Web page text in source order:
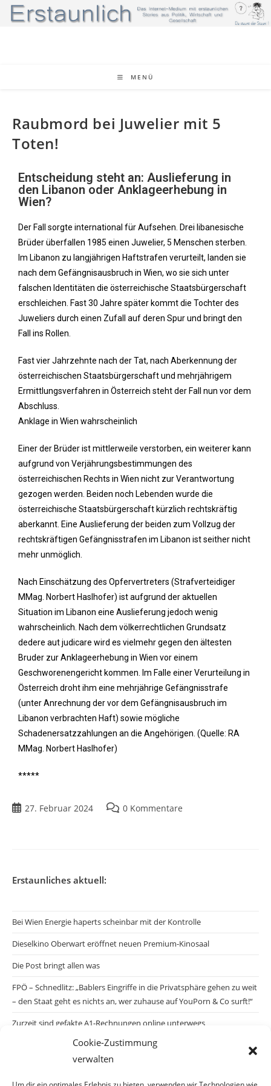
Cookie-Zustimmung
verwalten
MENÜ
Raubmord bei Juwelier mit 5
Toten!
Entscheidung steht an: Auslieferung in
den Libanon oder Anklageerhebung in
Wien?
Der Fall sorgte international für Aufsehen. Drei libanesische
Brüder überfallen 1985 einen Juwelier, 5 Menschen sterben.
Im Libanon zu langjährigen Haftstrafen verurteilt, landen sie
nach dem Gefängnisausbruch in Wien, wo sie sich unter
falschen Identitäten die österreichische Staatsbürgerschaft
erschleichen. Fast 30 Jahre später kommt die Tochter des
Juweliers durch einen Zufall auf deren Spur und bringt den
Fall ins Rollen.
Fast vier Jahrzehnte nach der Tat, nach Aberkennung der
österreichischen Staatsbürgerschaft und mehrjährigem
Ermittlungsverfahren in Österreich steht der Fall nun vor dem
Abschluss.
Anklage in Wien wahrscheinlich
Einer der Brüder ist mittlerweile verstorben, ein weiterer kann
aufgrund von Verjährungsbestimmungen des
österreichischen Rechts in Wien nicht zur Verantwortung
gezogen werden. Beiden noch Lebenden wurde die
österreichische Staatsbürgerschaft kürzlich rechtskräftig
aberkannt. Eine Auslieferung der beiden zum Vollzug der
rechtskräftigen Gefängnisstrafen im Libanon ist seither nicht
mehr unmöglich.
Nach Einschätzung des Opfervertreters (Strafverteidiger
MMag. Norbert Haslhofer) ist aufgrund der aktuellen
Situation im Libanon eine Auslieferung jedoch wenig
wahrscheinlich. Nach dem völkerrechtlichen Grundsatz
dedere aut judicare wird es vielmehr gegen den ältesten
Bruder zur Anklageerhebung in Wien vor einem
Geschworenengericht kommen. Im Falle einer Verurteilung in
Österreich droht ihm eine mehrjährige Gefängnisstrafe
(unter Anrechnung der vor dem Gefängnisausbruch im
Libanon verbrachten Haft) sowie mögliche
Schadenersatzzahlungen an die Angehörigen. (Quelle: RA
MMag. Norbert Haslhofer)
*****
27. Februar 2024 0 Kommentare
Erstaunliches aktuell:
Bei Wien Energie haperts scheinbar mit der Kontrolle
Dieselkino Oberwart eröffnet neuen Premium-Kinosaal
Die Post bringt allen was
FPÖ – Schnedlitz: „Bablers Eingriffe in die Privatsphäre gehen zu weit
– den Staat geht es nichts an, wer zuhause auf YouPorn & Co surft!“
Zurzeit sind gefakte A1-Rechnungen online unterwegs
Salzburgs Juden und ihre Sicherheit: „Erst nach einem Anschlag wäre
die Gefahr endlich konkret!“
Biologisches Wunder in Ceuta